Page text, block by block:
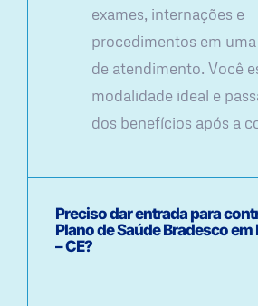
exames, internações e
procedimentos em
de atendimento. Você
modalidade ideal e
dos benefícios após a
Preciso dar entrada para
Plano de Saúde Bradesco
– CE?